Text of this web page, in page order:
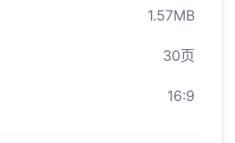
1.57MB
30页
16:9